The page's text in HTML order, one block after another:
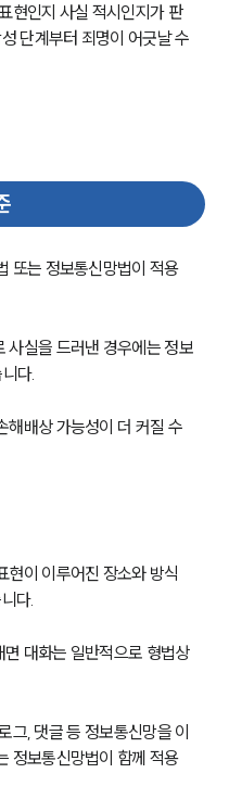
현인지 사실 적시인지가 판
단계부터 죄명이 어긋날 수
또는 정보통신망법이 적용
사실을 드러낸 경우에는 정보
다.
해배상 가능성이 더 커질 수
현이 이루어진 장소와 방식
다.
대화는 일반적으로 형법상
그, 댓글 등 정보통신망을 이
정보통신망법이 함께 적용